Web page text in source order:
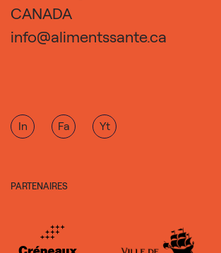
CANADA
info@alimentssante.ca
In Fa Yt
PARTENAIRES